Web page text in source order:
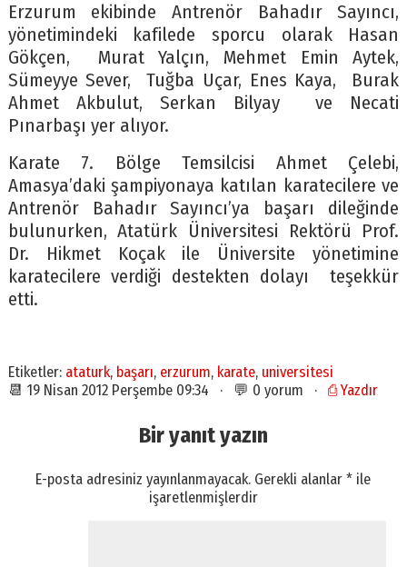
Erzurum ekibinde Antrenör Bahadır Sayıncı,
yönetimindeki kafilede sporcu olarak Hasan
Gökçen, Murat Yalçın, Mehmet Emin Aytek,
Sümeyye Sever, Tuğba Uçar, Enes Kaya, Burak
Ahmet Akbulut, Serkan Bilyay ve Necati
Pınarbaşı yer alıyor.
Karate 7. Bölge Temsilcisi Ahmet Çelebi,
Amasya’daki şampiyonaya katılan karatecilere ve
Antrenör Bahadır Sayıncı’ya başarı dileğinde
bulunurken, Atatürk Üniversitesi Rektörü Prof.
Dr. Hikmet Koçak ile Üniversite yönetimine
karatecilere verdiği destekten dolayı teşekkür
etti.
Etiketler: ataturk, başarı, erzurum, karate, universitesi
📆 19 Nisan 2012 Perşembe 09:34 · 💬 0 yorum · ⎙ Yazdır
Bir yanıt yazın
E-posta adresiniz yayınlanmayacak. Gerekli alanlar* ile
işaretlenmişlerdir